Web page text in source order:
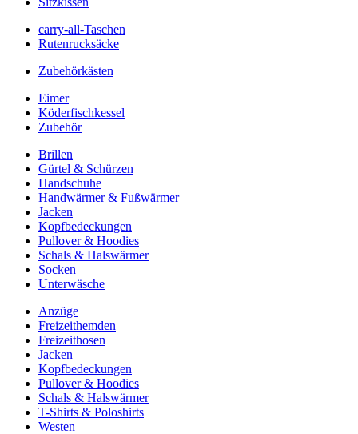
carry-all-Taschen
Rutenrucksäcke
Zubehörkästen
Eimer
Köderfischkessel
Zubehör
Brillen
Gürtel & Schürzen
Handschuhe
Handwärmer & Fußwärmer
Jacken
Kopfbedeckungen
Pullover & Hoodies
Schals & Halswärmer
Socken
Unterwäsche
Anzüge
Freizeithemden
Freizeithosen
Jacken
Kopfbedeckungen
Pullover & Hoodies
Schals & Halswärmer
T-Shirts & Poloshirts
Westen